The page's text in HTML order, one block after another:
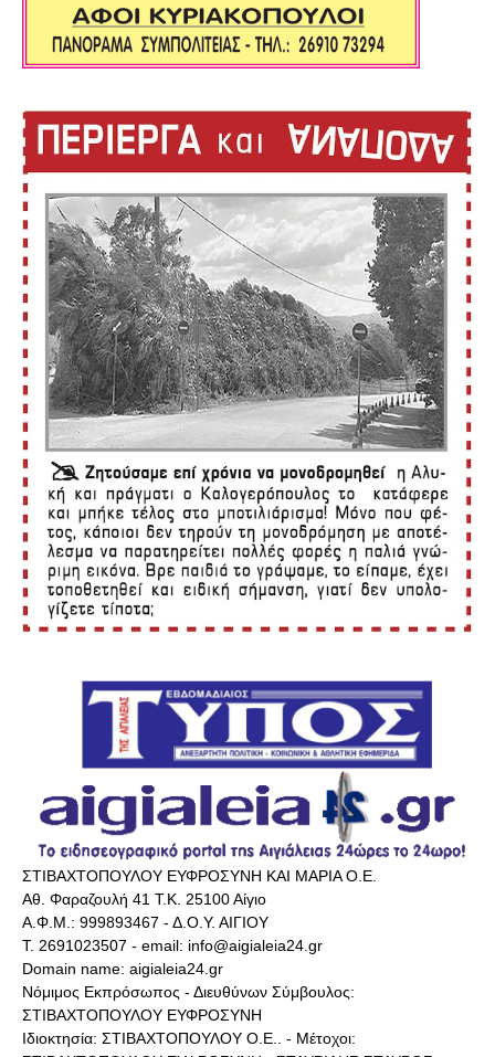
ΣΤΙΒΑΧΤΟΠΟΥΛΟΥ ΕΥΦΡΟΣΥΝΗ ΚΑΙ ΜΑΡΙΑ Ο.Ε.
Αθ. Φαραζουλή 41 Τ.Κ. 25100 Αίγιο
Α.Φ.Μ.: 999893467 - Δ.Ο.Υ. ΑΙΓΙΟΥ
Τ. 2691023507 - email: info@aigialeia24.gr
Domain name: aigialeia24.gr
Νόμιμος Εκπρόσωπος - Διευθύνων Σύμβουλος:
ΣΤΙΒΑΧΤΟΠΟΥΛΟΥ ΕΥΦΡΟΣΥΝΗ
Ιδιοκτησία: ΣΤΙΒΑΧΤΟΠΟΥΛΟΥ Ο.Ε.. - Μέτοχοι: